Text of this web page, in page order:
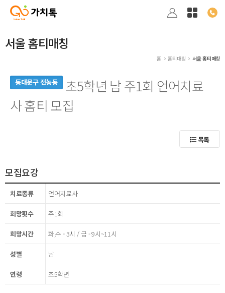
서울 홈티매칭
홈 홈티매칭 서울 홈티매칭
동대문구 전농동
초5학년 남 주1회 언어치료
사 홈티 모집
목록
모집요강
치료종류 언어치료사
희망횟수 주1회
희망시간 화,수 - 3시 / 금 - 9시~11시
성별 남
연령 초5학년